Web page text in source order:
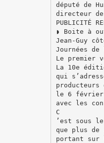
député de
directeur
PUBLICITÉ
◗ Boite à
Jean-Guy
Journées
Le premier
La 10e
qui
producteurs
le 6 février
avec les
C
’est sous
que plus de
portant sur